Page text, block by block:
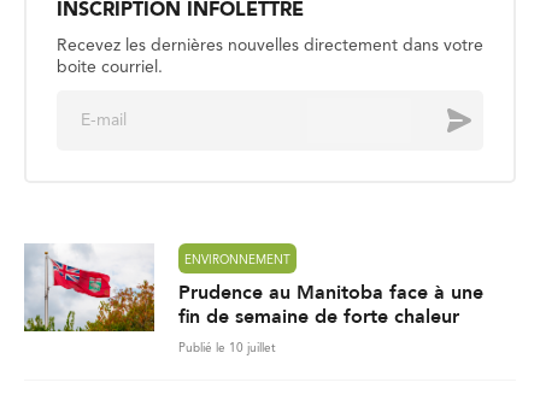
INSCRIPTION INFOLETTRE
Recevez les dernières nouvelles directement dans votre
boite courriel.
Envoyer
ENVIRONNEMENT
Prudence au Manitoba face à une
fin de semaine de forte chaleur
Publié le 10 juillet